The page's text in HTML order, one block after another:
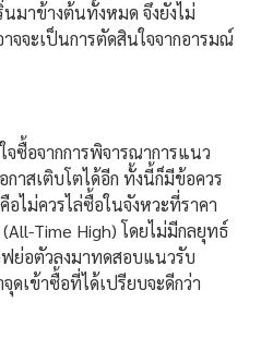
มาข้างต้นทั้งหมด จึงยังไม่
จะเป็นการตัดสินใจจากอารมณ์
ซื้อจากการพิจารณาการแนว
าสเติบโตได้อีก ทั้งนี้ก็มีข้อควร
ไม่ควรไล่ซื้อในจังหวะที่ราคา
Time High) โดยไม่มีกลยุทธ์
ฟย่อตัวลงมาทดสอบแนวรับ
เข้าซื้อที่ได้เปรียบจะดีกว่า